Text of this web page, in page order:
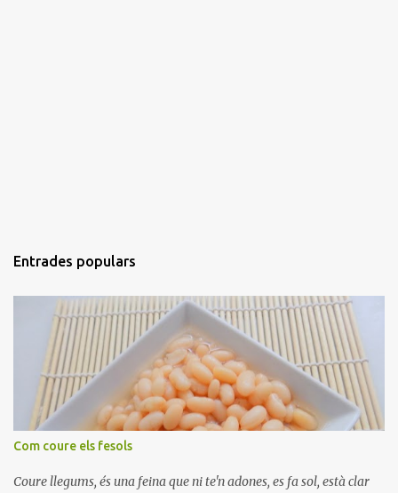
Entrades populars
Com coure els fesols
Coure llegums, és una feina que ni te'n adones, es fa sol, està clar